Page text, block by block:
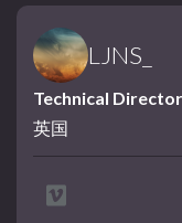
LJNS_
Technical Director
英国